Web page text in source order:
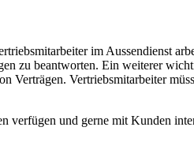
im Aussendienst
zu beantworten. Ein weiterer
Verträgen. Vertriebsmitarbeiter
verfügen und gerne mit Kunden